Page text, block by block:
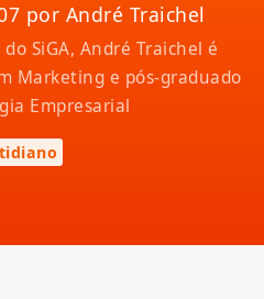
por André Traichel
SiGA, André Traichel é
Marketing e pós-graduado
Empresarial